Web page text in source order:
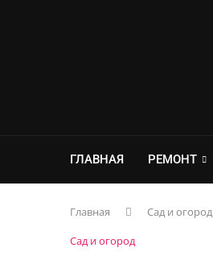
ГЛАВНАЯ РЕМОНТ
Главная Сад и огород
Сад и огород